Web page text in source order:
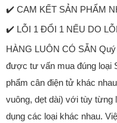
✔️ CAM KẾT SẢN PHẨM
✔️ LỖI 1 ĐỔI 1 NẾU DO
HÀNG LUÔN CÓ SẴN
được tư vấn mua đúng loại
phẩm cân điện tử khác
vuông, dẹt dài) với tùy
dụng các loại khác nhau.